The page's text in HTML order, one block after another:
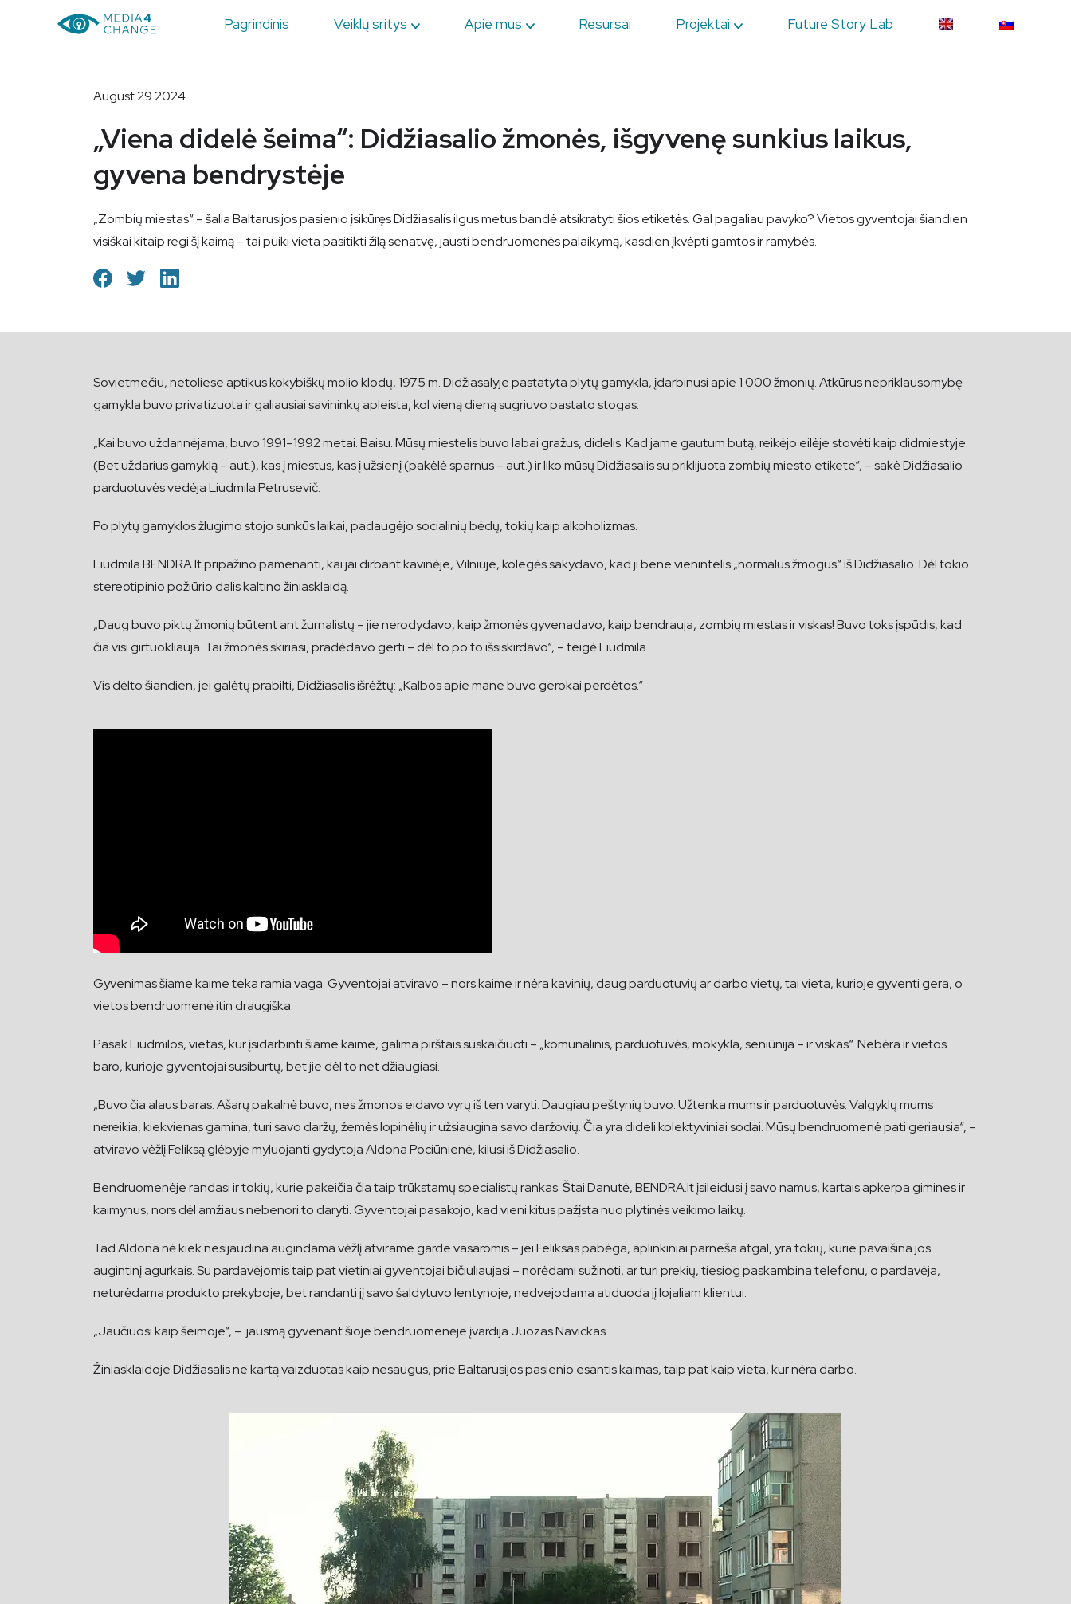
Pagrindinis Veiklų sritys Apie mus Resursai Projektai Future Story Lab
August 29 2024
„Viena didelė šeima“: Didžiasalio žmonės, išgyvenę sunkius laikus,
gyvena bendrystėje
„Zombių miestas“ – šalia Baltarusijos pasienio įsikūręs Didžiasalis ilgus metus bandė atsikratyti šios etiketės. Gal pagaliau pavyko? Vietos gyventojai šiandien
visiškai kitaip regi šį kaimą – tai puiki vieta pasitikti žilą senatvę, jausti bendruomenės palaikymą, kasdien įkvėpti gamtos ir ramybės.
Sovietmečiu, netoliese aptikus kokybiškų molio klodų, 1975 m. Didžiasalyje pastatyta plytų gamykla, įdarbinusi apie 1 000 žmonių. Atkūrus nepriklausomybę
gamykla buvo privatizuota ir galiausiai savininkų apleista, kol vieną dieną sugriuvo pastato stogas.
„Kai buvo uždarinėjama, buvo 1991–1992 metai. Baisu. Mūsų miestelis buvo labai gražus, didelis. Kad jame gautum butą, reikėjo eilėje stovėti kaip didmiestyje.
(Bet uždarius gamyklą – aut.), kas į miestus, kas į užsienį (pakėlė sparnus – aut.) ir liko mūsų Didžiasalis su priklijuota zombių miesto etikete“, – sakė Didžiasalio
parduotuvės vedėja Liudmila Petrusevič.
Po plytų gamyklos žlugimo stojo sunkūs laikai, padaugėjo socialinių bėdų, tokių kaip alkoholizmas.
Liudmila BENDRA.lt pripažino pamenanti, kai jai dirbant kavinėje, Vilniuje, kolegės sakydavo, kad ji bene vienintelis „normalus žmogus“ iš Didžiasalio. Dėl tokio
stereotipinio požiūrio dalis kaltino žiniasklaidą.
„Daug buvo piktų žmonių būtent ant žurnalistų – jie nerodydavo, kaip žmonės gyvenadavo, kaip bendrauja, zombių miestas ir viskas! Buvo toks įspūdis, kad
čia visi girtuokliauja. Tai žmonės skiriasi, pradėdavo gerti – dėl to po to išsiskirdavo“, – teigė Liudmila.
Vis dėlto šiandien, jei galėtų prabilti, Didžiasalis išrėžtų: „Kalbos apie mane buvo gerokai perdėtos.“
Gyvenimas šiame kaime teka ramia vaga. Gyventojai atviravo – nors kaime ir nėra kavinių, daug parduotuvių ar darbo vietų, tai vieta, kurioje gyventi gera, o
vietos bendruomenė itin draugiška.
Pasak Liudmilos, vietas, kur įsidarbinti šiame kaime, galima pirštais suskaičiuoti – „komunalinis, parduotuvės, mokykla, seniūnija – ir viskas“. Nebėra ir vietos
baro, kurioje gyventojai susiburtų, bet jie dėl to net džiaugiasi.
„Buvo čia alaus baras. Ašarų pakalnė buvo, nes žmonos eidavo vyrų iš ten varyti. Daugiau peštynių buvo. Užtenka mums ir parduotuvės. Valgyklų mums
nereikia, kiekvienas gamina, turi savo daržų, žemės lopinėlių ir užsiaugina savo daržovių. Čia yra dideli kolektyviniai sodai. Mūsų bendruomenė pati geriausia“, –
atviravo vėžlį Feliksą glėbyje myluojanti gydytoja Aldona Pociūnienė, kilusi iš Didžiasalio.
Bendruomenėje randasi ir tokių, kurie pakeičia čia taip trūkstamų specialistų rankas. Štai Danutė, BENDRA.lt įsileidusi į savo namus, kartais apkerpa gimines ir
kaimynus, nors dėl amžiaus nebenori to daryti. Gyventojai pasakojo, kad vieni kitus pažįsta nuo plytinės veikimo laikų.
Tad Aldona nė kiek nesijaudina augindama vėžlį atvirame garde vasaromis – jei Feliksas pabėga, aplinkiniai parneša atgal, yra tokių, kurie pavaišina jos
augintinį agurkais. Su pardavėjomis taip pat vietiniai gyventojai bičiuliaujasi – norėdami sužinoti, ar turi prekių, tiesiog paskambina telefonu, o pardavėja,
neturėdama produkto prekyboje, bet randanti jį savo šaldytuvo lentynoje, nedvejodama atiduoda jį lojaliam klientui.
„Jaučiuosi kaip šeimoje“, – jausmą gyvenant šioje bendruomenėje įvardija Juozas Navickas.
Žiniasklaidoje Didžiasalis ne kartą vaizduotas kaip nesaugus, prie Baltarusijos pasienio esantis kaimas, taip pat kaip vieta, kur nėra darbo.